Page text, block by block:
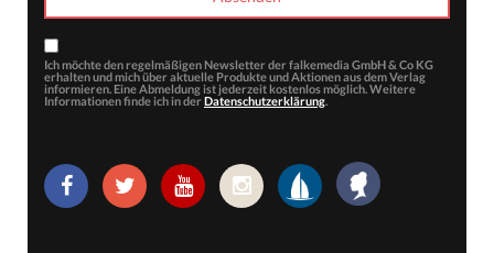
Ich möchte den regelmäßigen Newsletter der falkemedia GmbH & Co KG
erhalten und mich über aktuelle Produkte und Aktionen aus dem Verlag
informieren. Eine Abmeldung ist jederzeit kostenlos möglich. Weitere
Informationen finde ich in der Datenschutzerklärung.